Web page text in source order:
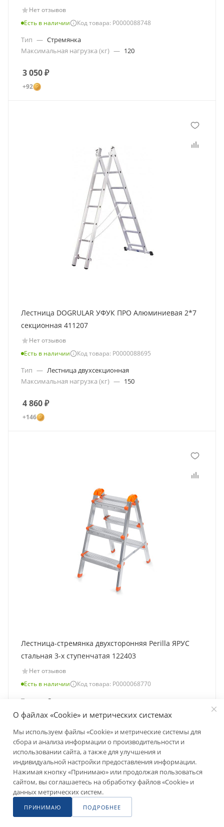
Нет отзывов
Есть в наличии
Код товара: Р0000088748
Тип — Стремянка
Максимальная нагрузка (кг) — 120
3 050₽
+92
Лестница DOGRULAR УФУК ПРО Алюминиевая 2*7
секционная 411207
Нет отзывов
Есть в наличии
Код товара: Р0000088695
Тип — Лестница двухсекционная
Максимальная нагрузка (кг) — 150
4 860₽
+146
Лестница-стремянка двухсторонняя Perilla ЯРУС
стальная 3-х ступенчатая 122403
Нет отзывов
Есть в наличии
Код товара: Р0000068770
Тип
Стремянка
Максимальная нагрузка (кг)
— 120
1 390₽
+70
О файлах «Cookie» и метрических системах
Мы используем файлы «Cookie» и метрические системы для
сбора и анализа информации о производительности и
использовании сайта, а также для улучшения и
индивидуальной настройки предоставления информации.
Нажимая кнопку «Принимаю» или продолжая пользоваться
сайтом, вы соглашаетесь на обработку файлов «Cookie» и
данных метрических систем.
ПРИНИМАЮ ПОДРОБНЕЕ